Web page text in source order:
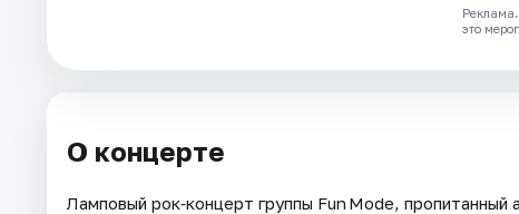
это
О концерте
Ламповый рок‑концерт группы Fun Mode,